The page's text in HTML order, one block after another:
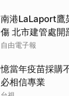
南港LaLaport鷹
傷 北市建管處
自由電子報
憶當年疫苗採購
必相信專業